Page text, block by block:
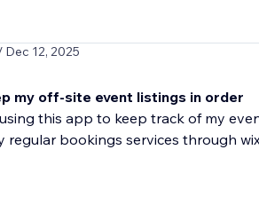
Dec 12, 2025
my off-site event listings in order
this app to keep track of my
regular bookings services through